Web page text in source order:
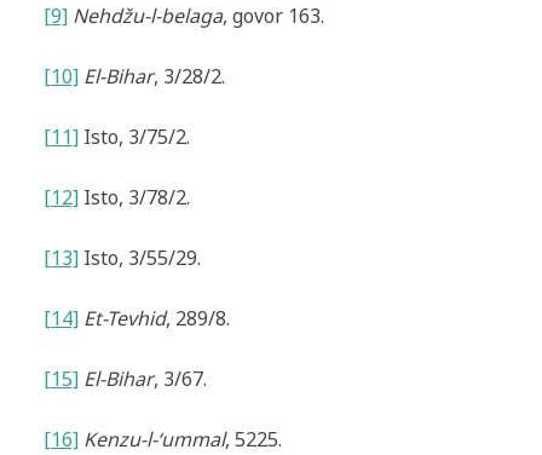
[9] Nehdžu-l-belaga, govor 163.
[10] El-Bihar, 3/28/2.
[11]Isto, 3/75/2.
[12]Isto, 3/78/2.
[13]Isto, 3/55/29.
[14] Et-Tevhid, 289/8.
[15] El-Bihar, 3/67.
[16] Kenzu-l-‘ummal, 5225.